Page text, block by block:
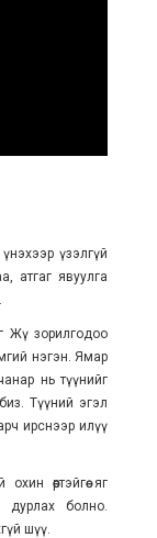
үзэлгүй
атгаг явуулга
Жү зорилгодоо
нэгэн. Ямар
чанар нь түүнийг
Түүний эгэл
ирснээр илүү
өөртэйгөө яг
дурлах болно.
шүү.